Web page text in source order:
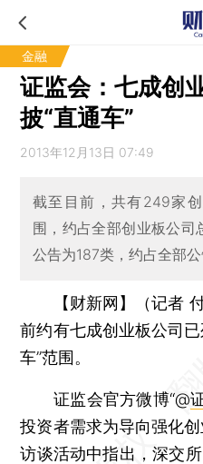
金融
证监会：七成创
披“直通车”
2013年12月13日 07:49
截至目前，共有249家
围，约占全部创业板公司
公告为187类，约占全部
【财新网】（记者 付
前约有七成创业板公司
车”范围。
证监会官方微博“@
投资者需求为导向强化
访谈活动中指出，深交